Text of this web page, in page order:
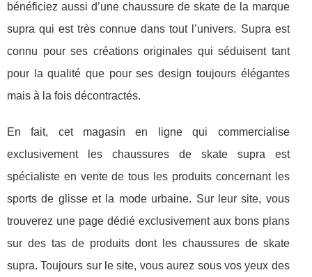
bénéficiez aussi d’une chaussure de skate de la marque
supra qui est très connue dans tout l’univers. Supra est
connu pour ses créations originales qui séduisent tant
pour la qualité que pour ses design toujours élégantes
mais à la fois décontractés.
En fait, cet magasin en ligne qui commercialise
exclusivement les chaussures de skate supra est
spécialiste en vente de tous les produits concernant les
sports de glisse et la mode urbaine. Sur leur site, vous
trouverez une page dédié exclusivement aux bons plans
sur des tas de produits dont les chaussures de skate
supra. Toujours sur le site, vous aurez sous vos yeux des